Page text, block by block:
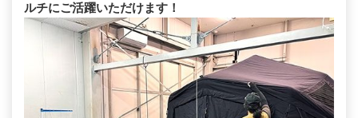
ルチにご活躍いただけます！